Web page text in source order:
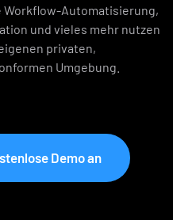
Workflow-Automatisierung,
und vieles mehr nutzen
privaten,
Umgebung.
Demo an